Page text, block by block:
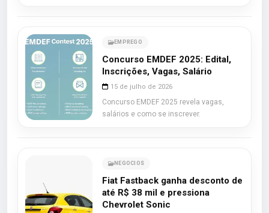
EMPREGO
Concurso EMDEF 2025: Edital,
Inscrições, Vagas, Salário
15 de julho de 2026
Concurso EMDEF 2025 revela vagas,
salários e como se inscrever.
NEGOCIOS
Fiat Fastback ganha desconto de
até R$ 38 mil e pressiona
Chevrolet Sonic